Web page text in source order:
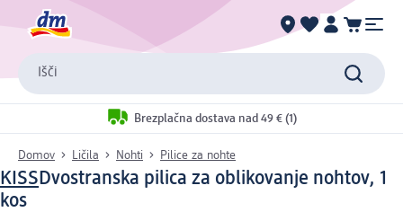
Išči
Brezplačna dostava nad 49 € (1)
Domov Ličila Nohti Pilice za nohte
KISSDvostranska pilica za oblikovanje nohtov, 1
kos